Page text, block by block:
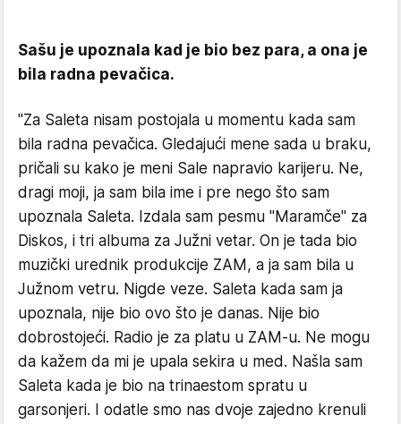
Sašu je upoznala kad je bio bez para, a ona je
bila radna pevačica.
"Za Saleta nisam postojala u momentu kada sam
bila radna pevačica. Gledajući mene sada u braku,
pričali su kako je meni Sale napravio karijeru. Ne,
dragi moji, ja sam bila ime i pre nego što sam
upoznala Saleta. Izdala sam pesmu ''Maramče'' za
Diskos, i tri albuma za Južni vetar. On je tada bio
muzički urednik produkcije ZAM, a ja sam bila u
Južnom vetru. Nigde veze. Saleta kada sam ja
upoznala, nije bio ovo što je danas. Nije bio
dobrostojeći. Radio je za platu u ZAM-u. Ne mogu
da kažem da mi je upala sekira u med. Našla sam
Saleta kada je bio na trinaestom spratu u
garsonjeri. I odatle smo nas dvoje zajedno krenuli